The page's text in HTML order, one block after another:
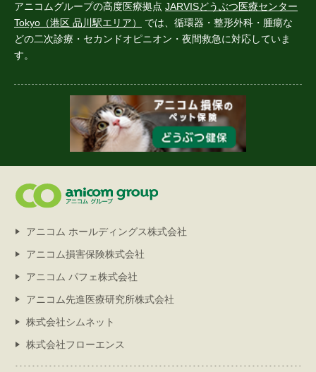
アニコムグループの高度医療拠点 JARVISどうぶつ医療センター
Tokyo（港区 品川駅エリア）
では、循環器・整形外科・腫瘍な
どの二次診療・ セカンドオピニオン・夜間救急に対応していま
す。
アニコム ホールディングス株式会社
アニコム損害保険株式会社
アニコム パフェ株式会社
アニコム先進医療研究所株式会社
株式会社シムネット
株式会社フローエンス